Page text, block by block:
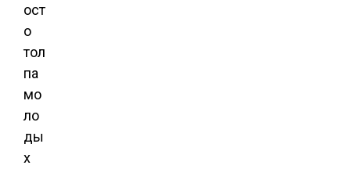
ост
о
тол
па
мо
ло
ды
х